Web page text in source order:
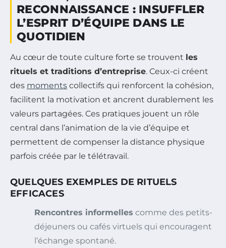
RECONNAISSANCE : INSUFFLER
L’ESPRIT D’ÉQUIPE DANS LE
QUOTIDIEN
Au cœur de toute culture forte se trouvent les
rituels et traditions d’entreprise. Ceux-ci créent
des moments collectifs qui renforcent la cohésion,
facilitent la motivation et ancrent durablement les
valeurs partagées. Ces pratiques jouent un rôle
central dans l’animation de la vie d’équipe et
permettent de compenser la distance physique
parfois créée par le télétravail.
QUELQUES EXEMPLES DE RITUELS
EFFICACES
Rencontres informelles comme des petits-
déjeuners ou cafés virtuels qui encouragent
l’échange spontané.